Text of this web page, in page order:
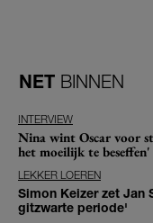
NET BINNEN
INTERVIEW
Nina wint Oscar voor
het moeilijk te beseffen'
LEKKER LOEREN
Simon Keizer zet Jan
gitzwarte periode'